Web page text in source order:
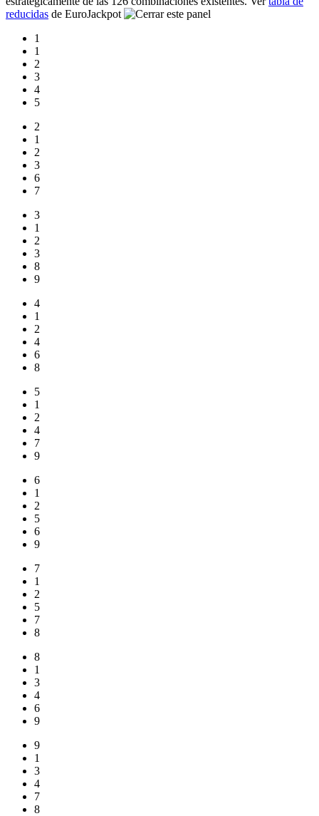
reducidas de EuroJackpot
1
1
2
3
4
5
2
1
2
3
6
7
3
1
2
3
8
9
4
1
2
4
6
8
5
1
2
4
7
9
6
1
2
5
6
9
7
1
2
5
7
8
8
1
3
4
6
9
9
1
3
4
7
8